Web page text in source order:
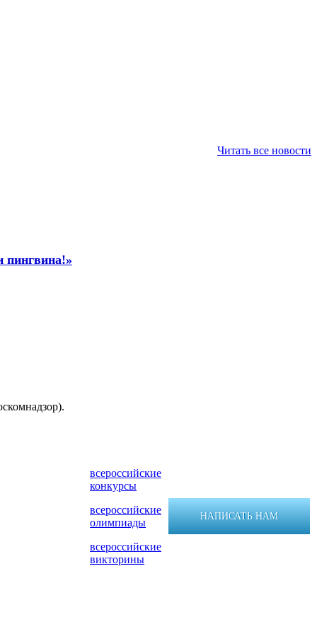
Читать все новости
пингвина!»
всероссийские
конкурсы
всероссийские
олимпиады
всероссийские
викторины
НАПИСАТЬ НАМ